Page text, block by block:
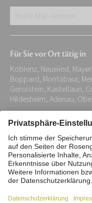
Adresse:
*
Für Sie vor Ort tätig in
Koblenz, Neuwied,
Boppard, Montabaur,
Gerolstein, Kastellaun,
Hildesheim, Adenau,
Impressum
Interne Meldestelle
Barrierefreiheitserklärung